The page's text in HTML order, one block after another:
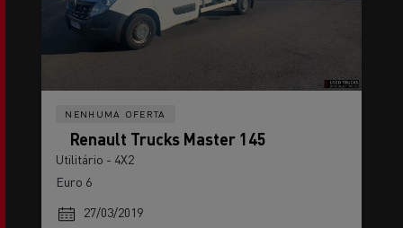
NENHUMA OFERTA
Renault Trucks Master 145
Utilitário - 4X2
Euro 6
27/03/2019